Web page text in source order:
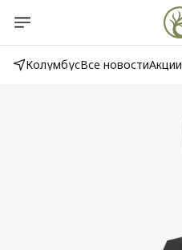
КолумбусВсе новостиАкции